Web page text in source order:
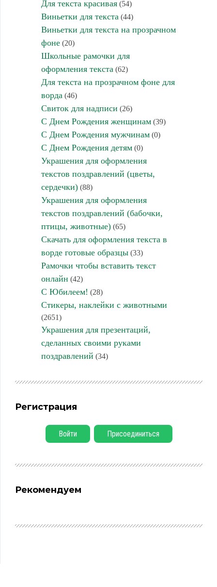
Для текста красивая(54)
Виньетки для текста (44)
Виньетки для текста на прозрачном
фоне(20)
Школьные рамочки для
оформления текста (62)
Для текста на прозрачном фоне для
ворда (46)
Свиток для надписи (26)
С Днем Рождения женщинам(39)
С Днем Рождения мужчинам(0)
С Днем Рождения детям(0)
Украшения для оформления
текстов поздравлений (цветы,
сердечки)(88)
Украшения для оформления
текстов поздравлений (бабочки,
птицы, животные)(65)
Скачать для оформления текста в
ворде готовые образцы(33)
Рамочки чтобы вставить текст
онлайн (42)
С Юбилеем! (28)
Стикеры, наклейки с животными
(2651)
Украшения для презентаций,
сделанных своими руками
поздравлений (34)
Регистрация
Войти Присоединиться
Рекомендуем